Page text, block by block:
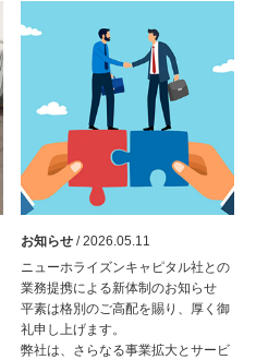
お知らせ / 2026.05.11
ニューホライズンキャピタル社との
業務提携による新体制のお知らせ
平素は格別のご高配を賜り、厚く御
礼申し上げます。
弊社は、さらなる事業拡大とサービ